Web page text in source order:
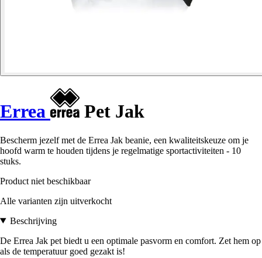
Errea Pet Jak
Bescherm jezelf met de Errea Jak beanie, een kwaliteitskeuze om je
hoofd warm te houden tijdens je regelmatige sportactiviteiten - 10
stuks.
Product niet beschikbaar
Alle varianten zijn uitverkocht
Beschrijving
De Errea Jak pet biedt u een optimale pasvorm en comfort. Zet hem op
als de temperatuur goed gezakt is!